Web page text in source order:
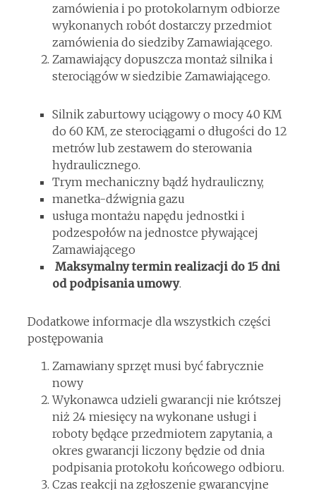
zamówienia i po protokolarnym odbiorze
wykonanych robót dostarczy przedmiot
zamówienia do siedziby Zamawiającego.
Zamawiający dopuszcza montaż silnika i
sterociągów w siedzibie Zamawiającego.
Silnik zaburtowy uciągowy o mocy 40 KM
do 60 KM, ze sterociągami o długości do 12
metrów lub zestawem do sterowania
hydraulicznego.
Trym mechaniczny bądź hydrauliczny,
manetka-dźwignia gazu
usługa montażu napędu jednostki i
podzespołów na jednostce pływającej
Zamawiającego
Maksymalny termin realizacji do 15 dni
od podpisania umowy.
Dodatkowe informacje dla wszystkich części
postępowania
Zamawiany sprzęt musi być fabrycznie
nowy
Wykonawca udzieli gwarancji nie krótszej
niż 24 miesięcy na wykonane usługi i
roboty będące przedmiotem zapytania, a
okres gwarancji liczony będzie od dnia
podpisania protokołu końcowego odbioru.
Czas reakcji na zgłoszenie gwarancyjne